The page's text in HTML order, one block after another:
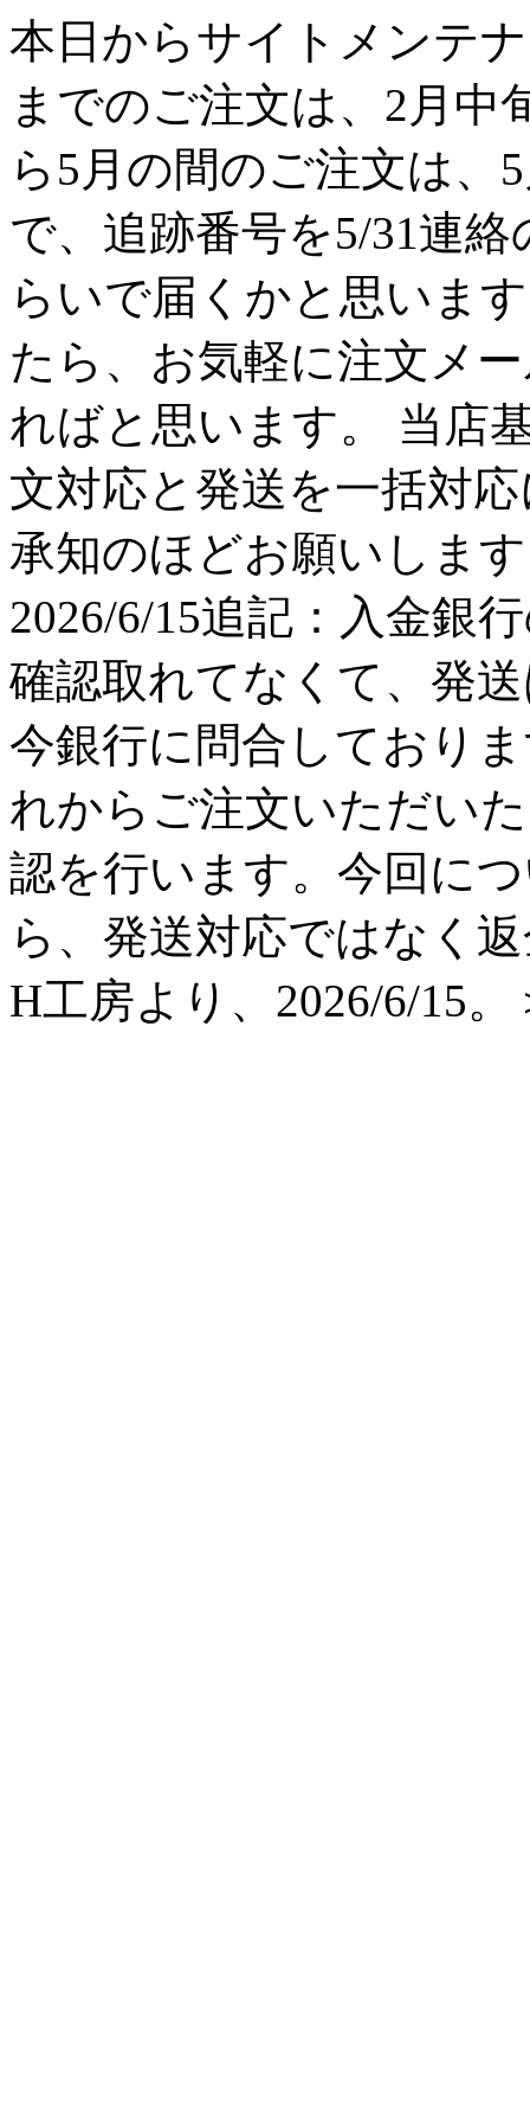
本日からサイトメンテ
までのご注文は、2月中
ら5月の間のご注文は、
で、追跡番号を5/31連
らいで届くかと思いま
たら、お気軽に注文メ
ればと思います。 当店
文対応と発送を一括対
承知のほどお願いしま
2026/6/15追記：入金銀
確認取れてなくて、発
今銀行に問合しており
れからご注文いただい
認を行います。今回に
ら、発送対応ではなく
H工房より、2026/6/15。